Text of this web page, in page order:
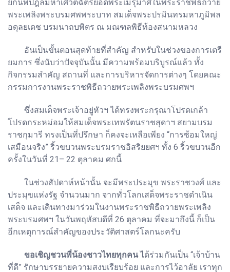
ยกนพปฎลมหาเศวตฉัตรยอดพระเมรุมาศในพระราชพิธีถวาย
พระเพลิงพระบรมศพพระบาท สมเด็จพระปรมินทรมหาภูมิพล
อดุลยเดช บรมนาถบพิตร ณ มณฑลพิธีท้องสนามหลวง
อันเป็นขั้นตอนสุดท้ายที่สำคัญ สำหรับในช่วงของการเตรี
ยมการ ซึ่งนับว่าปัจจุบันนั้น มีความพร้อมบริบูรณ์แล้ว ทั้ง
กิจกรรมสำคัญ สถานที่ และการบริหารจัดการต่างๆ โดยคณะ
กรรมการงานพระราชพิธีถวายพระเพลิงพระบรมศพฯ
ซึ่งสมเด็จพระเจ้าอยู่หัวฯ ได้ทรงพระกรุณาโปรดเกล้า
โปรดกระหม่อมให้สมเด็จพระเทพรัตนราชสุดาฯ สยามบรม
ราชกุมารี ทรงเป็นที่ปรึกษา ก็คงจะเหลือเพียง “การซ้อมใหญ่
เสมือนจริง” ริ้วขบวนพระบรมราชอิสริยยศฯ ทั้ง 6 ริ้วขบวนอีก
ครั้งในวันที่ 21– 22 ตุลาคม ศกนี้
ในช่วงสัปดาห์หน้านั้น จะมีพระประมุข พระราชวงศ์ และ
ประมุขแห่งรัฐ จำนวนมาก จากทั่วโลกเสด็จพระราชดำเนิน
เสด็จ และเดินทางมาร่วมในงานพระราชพิธีถวายพระเพลิง
พระบรมศพฯ ในวันพฤหัสบดีที่ 26 ตุลาคม ที่จะมาถึงนี้ ก็เป็น
อีกเหตุการณ์สำคัญของประวัติศาสตร์โลกนะครับ
ขอเชิญชวนพี่น้องชาวไทยทุกคนได้ร่วมกันเป็น “เจ้าบ้าน
ที่ดี” รักษาบรรยายความสงบเรียบร้อย และการไว้อาลัย เราทุก